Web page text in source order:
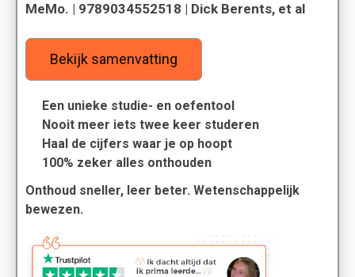
MeMo. | 9789034552518 | Dick Berents, et al
Bekijk samenvatting
Een unieke studie- en oefentool
Nooit meer iets twee keer studeren
Haal de cijfers waar je op hoopt
100% zeker alles onthouden
Onthoud sneller, leer beter. Wetenschappelijk
bewezen.